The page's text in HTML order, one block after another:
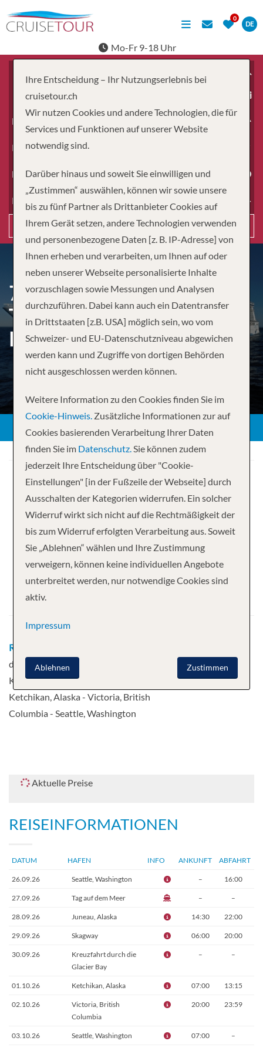
DE
Mo-Fr 9-18 Uhr
Erwachsene
Kinder
Dauer
Reiseart
Suchen
7-DAY ALASKA ROUND-
TRIP SEATTLE: GLACIER
BAY, SKAGWAY & JUNEAU
Ihre Kreuzfahrt
7 NächteNorwegian Bliss
Abfahrt
Route
dem Meer - Juneau, Alaska - Skagway -
Kreuzfahrt durch die Glacier Bay -
Ketchikan, Alaska - Victoria, British
Columbia - Seattle, Washington
Aktuelle Preise
REISEINFORMATIONEN
DATUM HAFEN INFO ANKUNFT ABFAHRT
26.09.26 Seattle, Washington – 16:00
27.09.26 Tag auf dem Meer – –
28.09.26 Juneau, Alaska 14:30 22:00
29.09.26 Skagway 06:00 20:00
30.09.26
Kreuzfahrt durch die
Glacier Bay
– –
01.10.26 Ketchikan, Alaska 07:00 13:15
02.10.26
Victoria, British
Columbia
20:00 23:59
03.10.26 Seattle, Washington 07:00 –
Ihre Entscheidung – Ihr Nutzungserlebnis bei
cruisetour.ch
Wir nutzen Cookies und andere Technologien, die für
Services und Funktionen auf unserer Website
notwendig sind.
Darüber hinaus und soweit Sie einwilligen und
„Zustimmen“ auswählen, können wir sowie unsere
bis zu fünf Partner als Drittanbieter Cookies auf
Ihrem Gerät setzen, andere Technologien verwenden
und personenbezogene Daten [z. B. IP-Adresse] von
Ihnen erheben und verarbeiten, um Ihnen auf oder
neben unserer Webseite personalisierte Inhalte
vorzuschlagen sowie Messungen und Analysen
durchzuführen. Dabei kann auch ein Datentransfer
in Drittstaaten [z.B. USA] möglich sein, wo vom
Schweizer- und EU-Datenschutzniveau abgewichen
werden kann und Zugriffe von dortigen Behörden
nicht ausgeschlossen werden können.
Weitere Information zu den Cookies finden Sie im
Cookie-Hinweis. Zusätzliche Informationen zur auf
Cookies basierenden Verarbeitung Ihrer Daten
finden Sie im Datenschutz.Sie können zudem
jederzeit Ihre Entscheidung über "Cookie-
Einstellungen" [in der Fußzeile der Webseite] durch
Ausschalten der Kategorien widerrufen. Ein solcher
Widerruf wirkt sich nicht auf die Rechtmäßigkeit der
bis zum Widerruf erfolgten Verarbeitung aus. Soweit
Sie „Ablehnen“ wählen und Ihre Zustimmung
verweigern, können keine individuellen Angebote
unterbreitet werden, nur notwendige Cookies sind
aktiv.
Impressum
Zustimmen
Ablehnen